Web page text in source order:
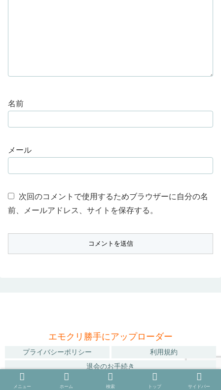
名前
メール
次回のコメントで使用するためブラウザーに自分の名
前、メールアドレス、サイトを保存する。
エモクリ勝手にアップローダー
プライバシーポリシー
利用規約
退会のお手続き
© 2019 エモクリ勝手にアップローダー.
メニュー ホーム 検索 トップ サイドバー